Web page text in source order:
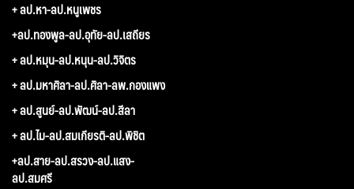
+ ลป.หา-ลป.หนูเพชร
+ลป.ทองพูล-ลป.อุทัย-ลป.เสถียร
+ ลป.หมุน-ลป.หนุน-ลป.วิจิตร
+ ลป.มหาศิลา-ลป.ศิลา-ลพ.กองแพง
+ ลป.สูนย์-ลป.พัฒน์-ลป.สีลา
+ ลป.ไม-ลป.สมเกียรติ-ลป.พิชิต
+ลป.สาย-ลป.สรวง-ลป.แสง-
ลป.สมศรี